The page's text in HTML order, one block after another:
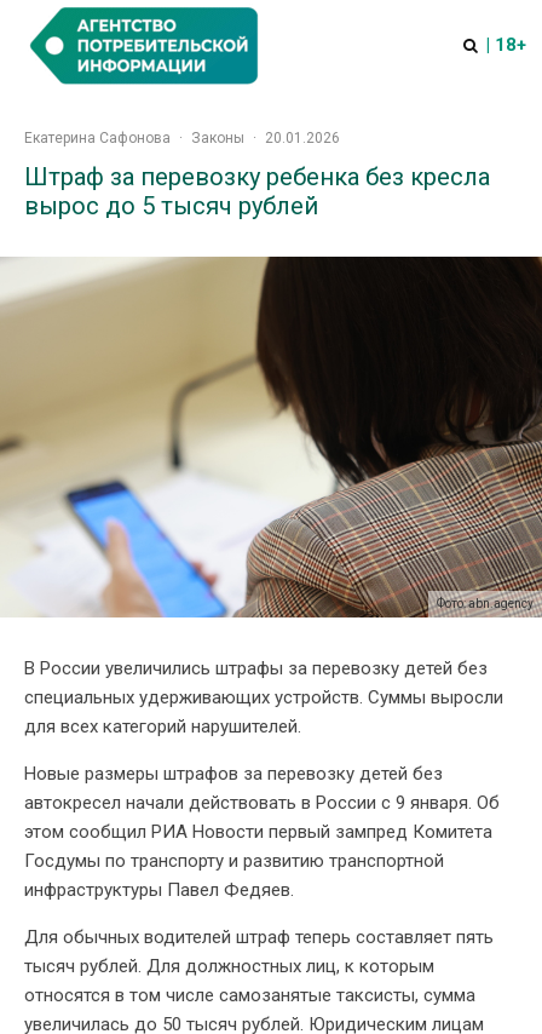
| 18+
Екатерина Сафонова · Законы · 20.01.2026
Штраф за перевозку ребенка без кресла
вырос до 5 тысяч рублей
Фото: abn.agency
В России увеличились штрафы за перевозку детей без
специальных удерживающих устройств. Суммы выросли
для всех категорий нарушителей.
Новые размеры штрафов за перевозку детей без
автокресел начали действовать в России с 9 января. Об
этом сообщил РИА Новости первый зампред Комитета
Госдумы по транспорту и развитию транспортной
инфраструктуры Павел Федяев.
Для обычных водителей штраф теперь составляет пять
тысяч рублей. Для должностных лиц, к которым
относятся в том числе самозанятые таксисты, сумма
увеличилась до 50 тысяч рублей. Юридическим лицам